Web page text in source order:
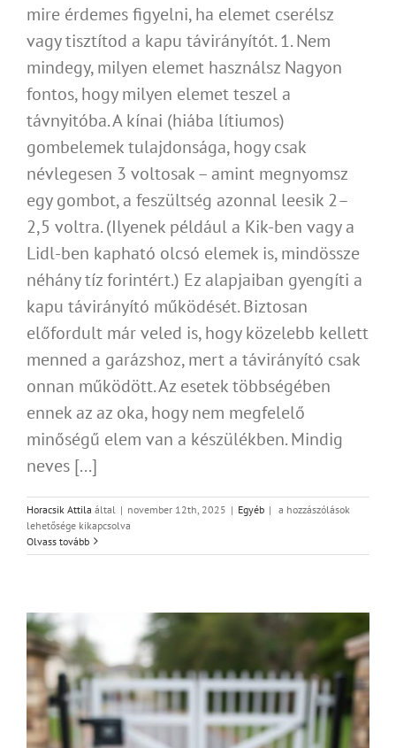
mire érdemes figyelni, ha elemet cserélsz
vagy tisztítod a kapu távirányítót. 1. Nem
mindegy, milyen elemet használsz Nagyon
fontos, hogy milyen elemet teszel a
távnyitóba. A kínai (hiába lítiumos)
gombelemek tulajdonsága, hogy csak
névlegesen 3 voltosak – amint megnyomsz
egy gombot, a feszültség azonnal leesik 2–
2,5 voltra. (Ilyenek például a Kik-ben vagy a
Lidl-ben kapható olcsó elemek is, mindössze
néhány tíz forintért.) Ez alapjaiban gyengíti a
kapu távirányító működését. Biztosan
előfordult már veled is, hogy közelebb kellett
menned a garázshoz, mert a távirányító csak
onnan működött. Az esetek többségében
ennek az az oka, hogy nem megfelelő
minőségű elem van a készülékben. Mindig
neves [...]
Horacsik Attila által | november 12th, 2025 | Egyéb | Kapu
bejegyzéshez
a hozzászólások
lehetősége kikapcsolva
Olvass tovább